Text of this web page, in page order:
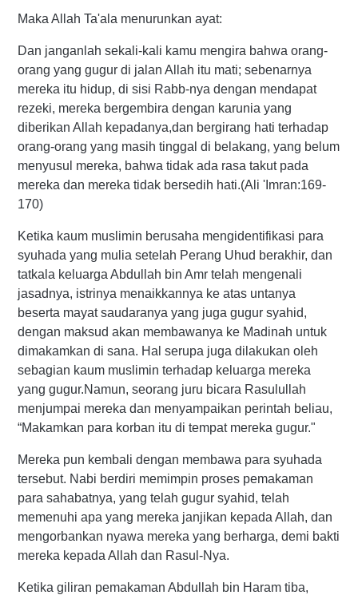
Maka Allah Ta'ala menurunkan ayat:
Dan janganlah sekali-kali kamu mengira bahwa orang-
orang yang gugur di jalan Allah itu mati; sebenarnya
mereka itu hidup, di sisi Rabb-nya dengan mendapat
rezeki, mereka bergembira dengan karunia yang
diberikan Allah kepadanya,dan bergirang hati terhadap
orang-orang yang masih tinggal di belakang, yang belum
menyusul mereka, bahwa tidak ada rasa takut pada
mereka dan mereka tidak bersedih hati.(Ali 'Imran:169-
170)
Ketika kaum muslimin berusaha mengidentifikasi para
syuhada yang mulia setelah Perang Uhud berakhir, dan
tatkala keluarga Abdullah bin Amr telah mengenali
jasadnya, istrinya menaikkannya ke atas untanya
beserta mayat saudaranya yang juga gugur syahid,
dengan maksud akan membawanya ke Madinah untuk
dimakamkan di sana. Hal serupa juga dilakukan oleh
sebagian kaum muslimin terhadap keluarga mereka
yang gugur.Namun, seorang juru bicara Rasulullah
menjumpai mereka dan menyampaikan perintah beliau,
“Makamkan para korban itu di tempat mereka gugur."
Mereka pun kembali dengan membawa para syuhada
tersebut. Nabi berdiri memimpin proses pemakaman
para sahabatnya, yang telah gugur syahid, telah
memenuhi apa yang mereka janjikan kepada Allah, dan
mengorbankan nyawa mereka yang berharga, demi bakti
mereka kepada Allah dan Rasul-Nya.
Ketika giliran pemakaman Abdullah bin Haram tiba,